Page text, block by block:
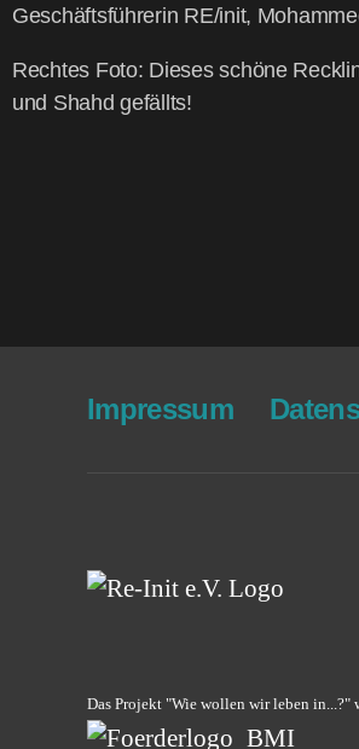
Geschäfts­füh­re­rin RE/init,
Rech­tes Foto: Die­ses schö­ne
und Shahd gefällts!
Impres­sum
Das Projekt "Wie wollen wir leben in...?"